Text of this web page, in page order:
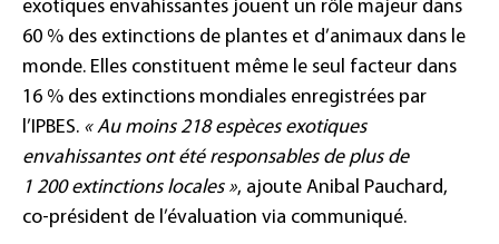
exotiques envahissantes jouent un rôle majeur dans
60 % des extinctions de plantes et d’animaux dans le
monde. Elles constituent même le seul facteur dans
16 % des extinctions mondiales enregistrées par
l’IPBES. « Au moins 218 espèces exotiques
envahissantes ont été responsables de plus de
1 200 extinctions locales », ajoute Anibal Pauchard,
co-président de l’évaluation via communiqué.